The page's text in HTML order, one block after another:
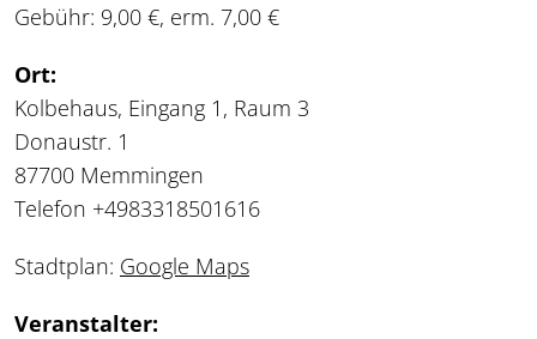
Gebühr: 9,00 €, erm. 7,00 €
Ort:
Kolbehaus, Eingang 1, Raum 3
Donaustr. 1
87700 Memmingen
Telefon +4983318501616
Stadtplan: Google Maps
Veranstalter: